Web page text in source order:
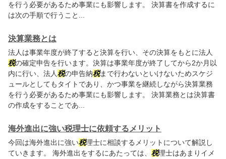
を行う必要があるため事業にも影響します。 決算書を作成するに
は次の手順で行うこと...
決算業務とは
法人は事業年度が終了すると決算を行い、その決算をもとに法人
税の確定申告を行います。決算は事業年度が終了してから2か月以
内に行い、法人税の申告納税まで行わないといけないためスケジ
ュールとしてもタイトであり、かつ事業を継続しながら決算業務
を行う必要があるため事業にも影響します。 決算業務とは決算書
の作成をすることであ...
海外進出に強い税理士に依頼するメリット
今回は海外進出に強い税理士に相談するメリットについて解説し
ていきます。 海外進出をするにあたっては、 税理士はあまりイメ